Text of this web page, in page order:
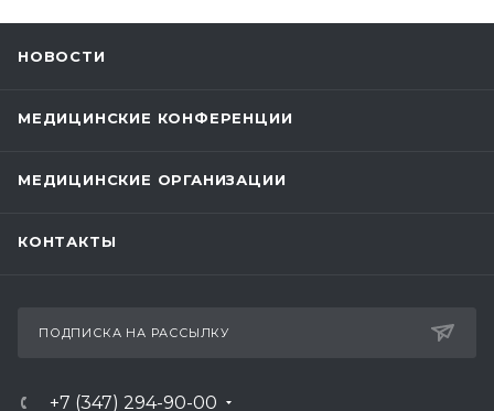
НОВОСТИ
МЕДИЦИНСКИЕ КОНФЕРЕНЦИИ
МЕДИЦИНСКИЕ ОРГАНИЗАЦИИ
КОНТАКТЫ
ПОДПИСКА НА РАССЫЛКУ
+7 (347) 294-90-00